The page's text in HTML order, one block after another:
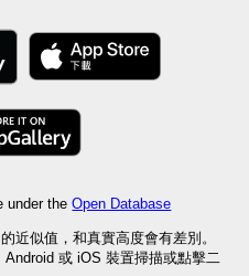
under theOpen Database
近似值，和真實高度會有差別。
或 iOS 裝置掃描或點擊二